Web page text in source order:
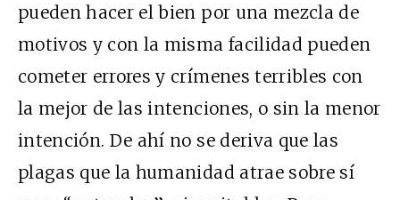
pueden hacer el bien por una mezcla de
motivos y con la misma facilidad pueden
cometer errores y crímenes terribles con
la mejor de las intenciones, o sin la menor
intención. De ahí no se deriva que las
plagas que la humanidad atrae sobre sí